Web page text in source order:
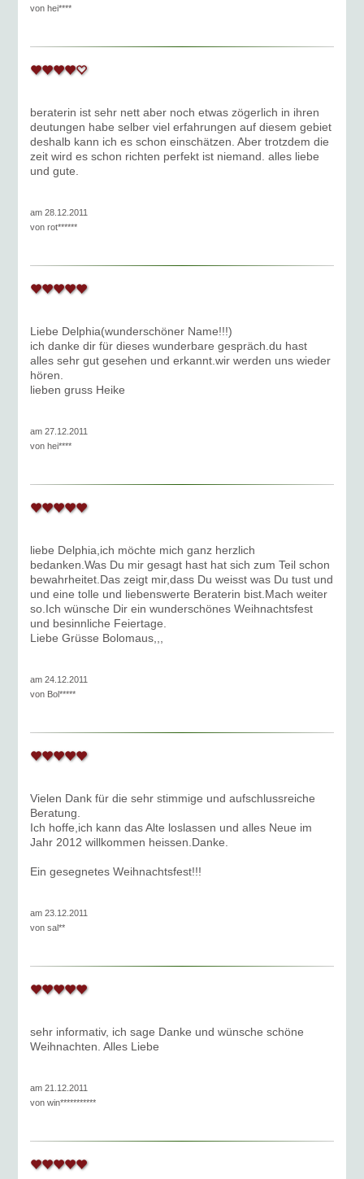
vonhei****
beraterin ist sehr nett aber noch etwas zögerlich in ihren
deutungen habe selber viel erfahrungen auf diesem gebiet
deshalb kann ich es schon einschätzen. Aber trotzdem die
zeit wird es schon richten perfekt ist niemand. alles liebe
und gute.
am 28.12.2011
vonrot******
Liebe Delphia(wunderschöner Name!!!)
ich danke dir für dieses wunderbare gespräch.du hast
alles sehr gut gesehen und erkannt.wir werden uns wieder
hören.
lieben gruss Heike
am 27.12.2011
vonhei****
liebe Delphia,ich möchte mich ganz herzlich
bedanken.Was Du mir gesagt hast hat sich zum Teil schon
bewahrheitet.Das zeigt mir,dass Du weisst was Du tust und
und eine tolle und liebenswerte Beraterin bist.Mach weiter
so.Ich wünsche Dir ein wunderschönes Weihnachtsfest
und besinnliche Feiertage.
Liebe Grüsse Bolomaus,,,
am 24.12.2011
von Bol*****
Vielen Dank für die sehr stimmige und aufschlussreiche
Beratung.
Ich hoffe,ich kann das Alte loslassen und alles Neue im
Jahr 2012 willkommen heissen.Danke.
Ein gesegnetes Weihnachtsfest!!!
am 23.12.2011
vonsal**
sehr informativ, ich sage Danke und wünsche schöne
Weihnachten. Alles Liebe
am 21.12.2011
vonwin***********